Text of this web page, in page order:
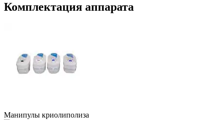
Комплектация аппарата
Манипулы криолиполиза